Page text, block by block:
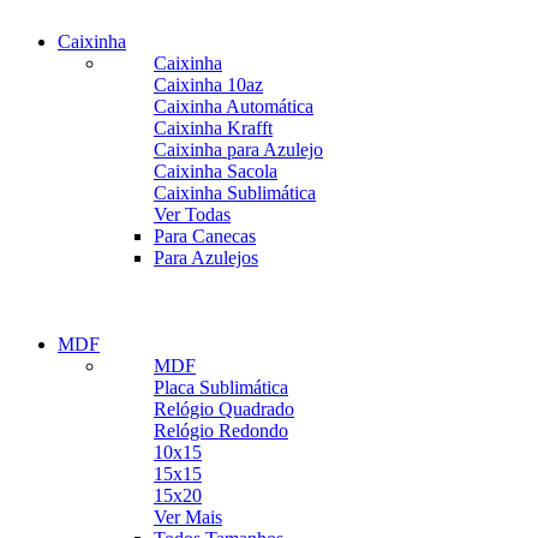
Caixinha
Caixinha
Caixinha 10az
Caixinha Automática
Caixinha Krafft
Caixinha para Azulejo
Caixinha Sacola
Caixinha Sublimática
Ver Todas
Para Canecas
Para Azulejos
Caixinhas Temáticas
MDF
MDF
Placa Sublimática
Relógio Quadrado
Relógio Redondo
10x15
15x15
15x20
Ver Mais
MDF Temático